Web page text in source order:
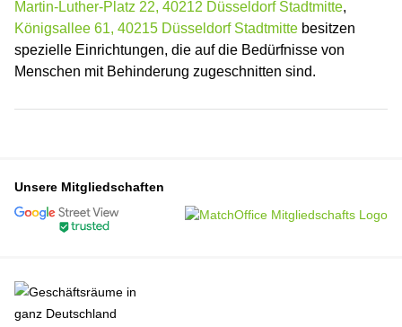
Martin-Luther-Platz 22, 40212 Düsseldorf Stadtmitte,
Königsallee 61, 40215 Düsseldorf Stadtmitte besitzen
spezielle Einrichtungen, die auf die Bedürfnisse von
Menschen mit Behinderung zugeschnitten sind.
Unsere Mitgliedschaften